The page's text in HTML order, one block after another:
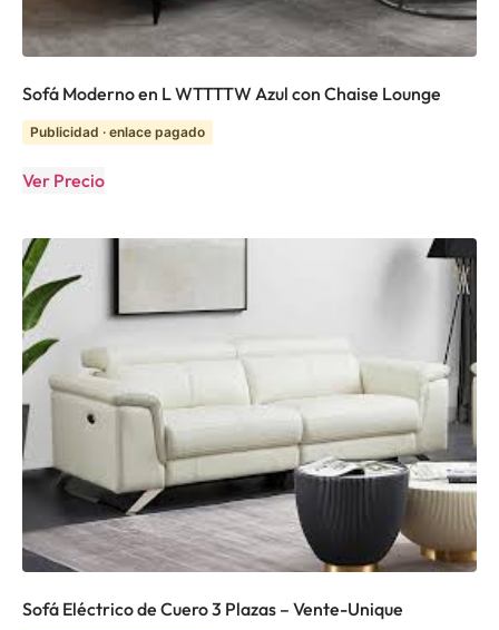
Sofá Moderno en L WTTTTW Azul con Chaise Lounge
Publicidad · enlace pagado
Ver Precio
Sofá Eléctrico de Cuero 3 Plazas – Vente-Unique